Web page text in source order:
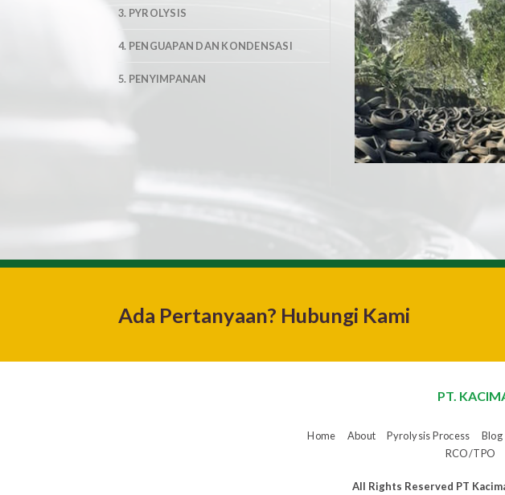
3. PYROLYSIS
4. PENGUAPAN DAN KONDENSASI
5. PENYIMPANAN
Ada Pertanyaan? Hubungi Kami
PT.
Home About Pyrolysis Process Blog
RCO/TPO
All Rights Reserved PT